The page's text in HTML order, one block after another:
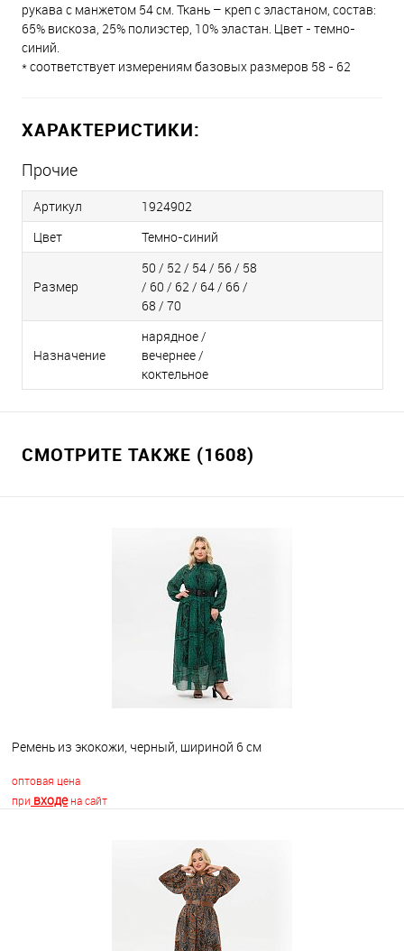
рукава с манжетом 54 см. Ткань – креп с эластаном, состав:
65% вискоза, 25% полиэстер, 10% эластан. Цвет - темно-
синий.
* соответствует измерениям базовых размеров 58 - 62
ХАРАКТЕРИСТИКИ:
Прочие
Артикул
1924902
Цвет
Темно-синий
Размер
50 / 52 / 54 / 56 / 58
/ 60 / 62 / 64 / 66 /
68 / 70
Назначение
нарядное /
вечернее /
коктельное
СМОТРИТЕ ТАКЖЕ (1608)
Ремень из экокожи, черный, шириной 6 см
оптовая цена
при входена сайт
В корзину